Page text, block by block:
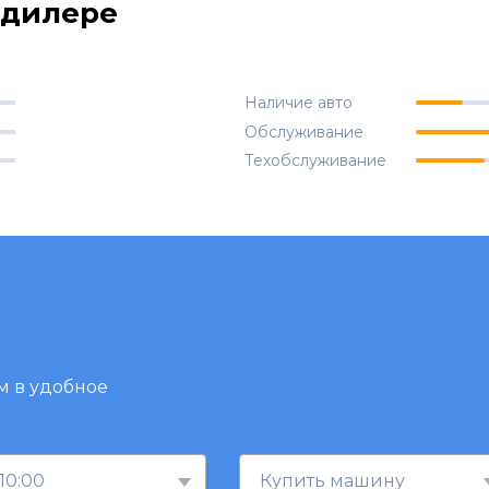
Наличие авто
Обслуживание
Техобслуживание
в удобное
Купить машину